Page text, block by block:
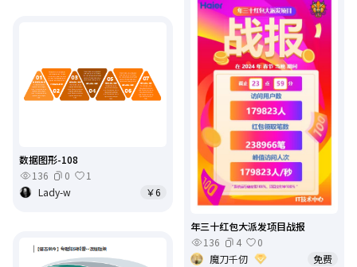
年三十红包大派发项目战报
136
4
0
魔刀千仞
免费
数据图形-108
136
0
1
Lady-w
￥6